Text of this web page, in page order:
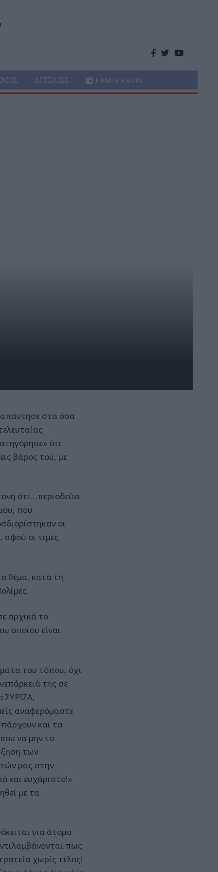
ΑΓΓΕΛΊΕΣ ERMIS RADIO
απάντησε στα όσα
ότι
βάρος του, με
ότι…περιοδεύει
που
οι
αφού οι τιμές
θέμα, κατά τη
αρχικά το
οποίου είναι
του τόπου, όχι
της σε
ΣΥΡΙΖΑ,
αναφερόμαστε
και τα
να μην το
των
μας στην
και ευχάριστο!»
με τα
για άτομα
πως
χωρίς τέλος!